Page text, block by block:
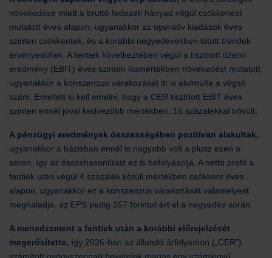
növekedése miatt a bruttó fedezeti hányad végül csökkenést
mutatott éves alapon, ugyanakkor az operatív kiadások éves
szinten csökkentek, és a korábbi negyedévekben látott trendek
érvényesültek. A fentiek következtében végül a tisztított üzemi
eredmény (EBIT) éves szinten kismértékben növekedést mutatott,
ugyanakkor a konszenzus várakozását itt is alulmúlta a végső
szám. Emellett ki kell emelni, hogy a CER tisztított EBIT éves
szinten ennél jóval kedvezőbb mértékben, 15 százalékkal bővült.
A pénzügyi eredmények összességében pozitívan alakultak,
ugyanakkor a bázisban ennél is nagyobb volt a plusz ezen a
soron, így az összehasonlítást ez is befolyásolja. A nettó profit a
fentiek után végül 4 százalék körüli mértékben csökkent éves
alapon, ugyanakkor ez a konszenzus várakozását valamelyest
meghaladja, az EPS pedig 357 forintot ért el a negyedév során.
A menedzsment a fentiek után a korábbi előrejelzését
megerősítette, így 2026-ban az állandó árfolyamon („CER”)